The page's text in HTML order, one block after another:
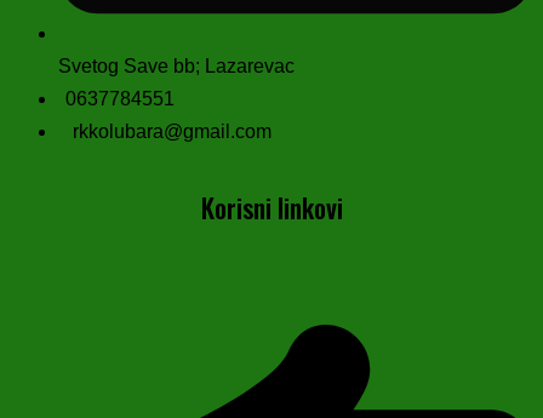
Svetog Save bb; Lazarevac
0637784551
rkkolubara@gmail.com
Korisni linkovi